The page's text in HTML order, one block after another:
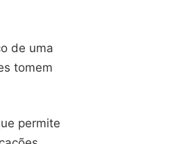
de uma
tomem
permite